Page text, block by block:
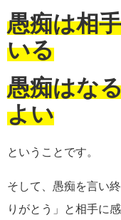
愚痴は相
いる
愚痴はな
よい
ということです。
そして、愚痴を言い
りがとう」と相手に